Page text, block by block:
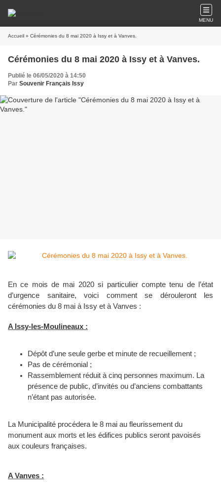
MENU
Accueil » Cérémonies du 8 mai 2020 à Issy et à Vanves.
Cérémonies du 8 mai 2020 à Issy et à Vanves.
Publié le 06/05/2020 à 14:50
Par Souvenir Français Issy
En ce mois de mai 2020 si particulier compte tenu de l’état
d’urgence sanitaire, voici comment se dérouleront les
cérémonies du 8 mai à Issy et à Vanves :
A Issy-les-Moulineaux :
Dépôt d’une seule gerbe et minute de recueillement ;
Pas de cérémonial ;
Rassemblement réduit à cinq personnes maximum. La
présence de public, d’invités ou d’anciens combattants
n’étant pas autorisée.
La Municipalité procédera le 8 mai au fleurissement du
monument aux morts et les édifices publics seront pavoisés
aux couleurs françaises.
A Vanves :